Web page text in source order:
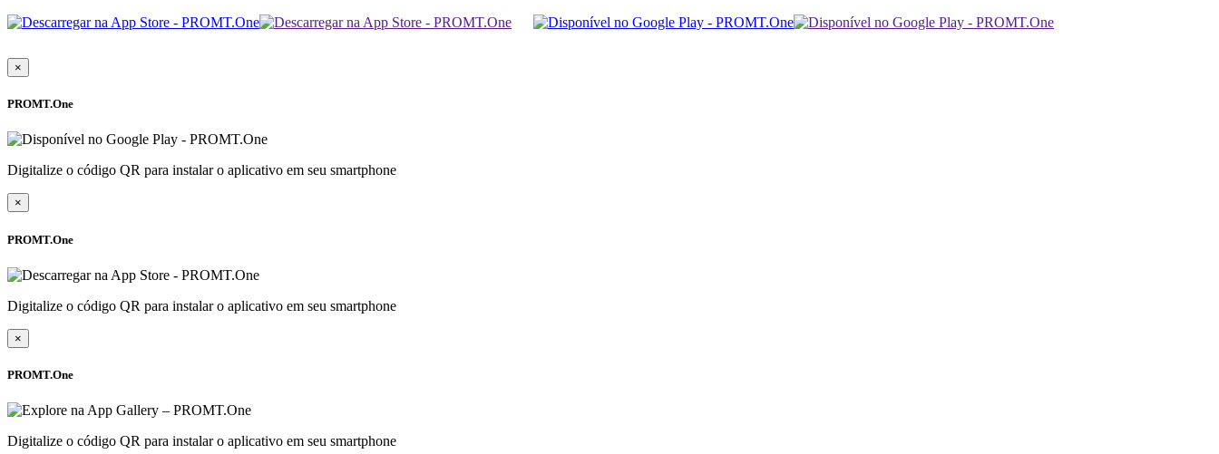
×
PROMT.One
Digitalize o código QR para instalar o aplicativo em seu smartphone
×
PROMT.One
Digitalize o código QR para instalar o aplicativo em seu smartphone
×
PROMT.One
Digitalize o código QR para instalar o aplicativo em seu smartphone